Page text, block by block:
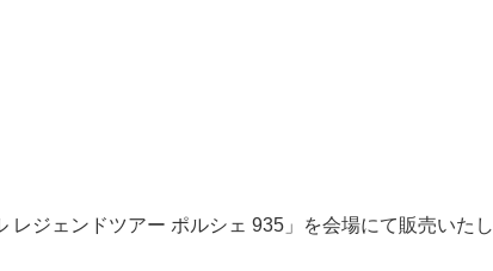
ジェンドツアー ポルシェ 935」を会場にて販売いたし